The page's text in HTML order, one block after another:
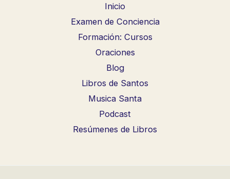
Inicio
Examen de Conciencia
Formación: Cursos
Oraciones
Blog
Libros de Santos
Musica Santa
Podcast
Resúmenes de Libros